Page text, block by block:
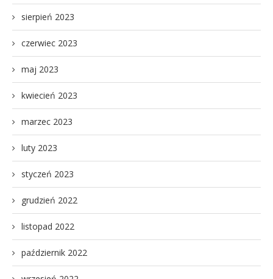
sierpień 2023
czerwiec 2023
maj 2023
kwiecień 2023
marzec 2023
luty 2023
styczeń 2023
grudzień 2022
listopad 2022
październik 2022